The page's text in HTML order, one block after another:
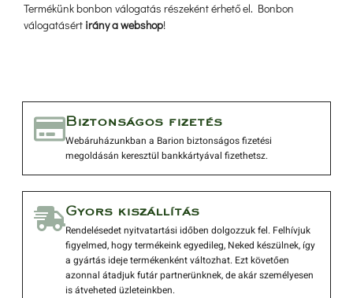
Termékünk bonbon válogatás részeként érhető el. Bonbon
válogatásért irány a webshop!
Biztonságos fizetés
Webáruházunkban a Barion biztonságos fizetési
megoldásán keresztül bankkártyával fizethetsz.
Gyors kiszállítás
Rendelésedet nyitvatartási időben dolgozzuk fel. Felhívjuk
figyelmed, hogy termékeink egyedileg, Neked készülnek, így
a gyártás ideje termékenként változhat. Ezt követően
azonnal átadjuk futár partnerünknek, de akár személyesen
is átveheted üzleteinkben.